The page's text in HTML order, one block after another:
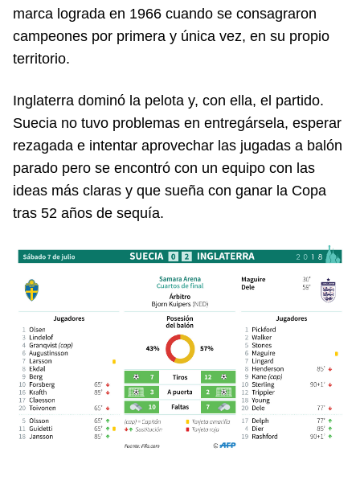
marca lograda en 1966 cuando se consagraron
campeones por primera y única vez, en su propio
territorio.
Inglaterra dominó la pelota y, con ella, el partido.
Suecia no tuvo problemas en entregársela, esperar
rezagada e intentar aprovechar las jugadas a balón
parado pero se encontró con un equipo con las
ideas más claras y que sueña con ganar la Copa
tras 52 años de sequía.